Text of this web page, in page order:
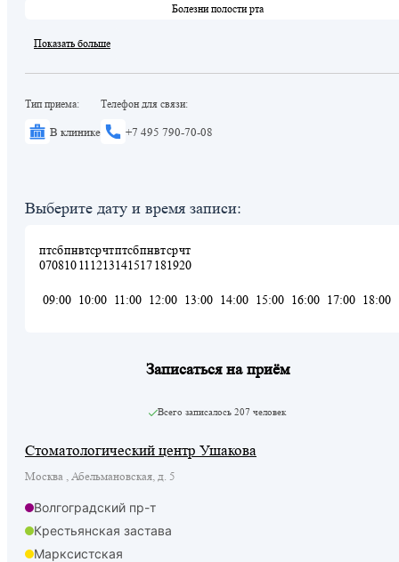
Болезни полости рта
Показать больше
Тип приема:
В клинике
Телефон для связи:
+7 495 790-70-08
Выберите дату и время записи:
пт
07
сб
08
пн
10
вт
11
ср
12
чт
13
пт
14
сб
15
пн
17
вт
18
ср
19
чт
20
09:00 10:00 11:00 12:00 13:00 14:00 15:00 16:00 17:00 18:00
Записаться на приём
Всего записалось 207 человек
Стоматологический центр Ушакова
Москва , Абельмановская, д. 5
Волгоградский пр-т
Крестьянская застава
Марксистская